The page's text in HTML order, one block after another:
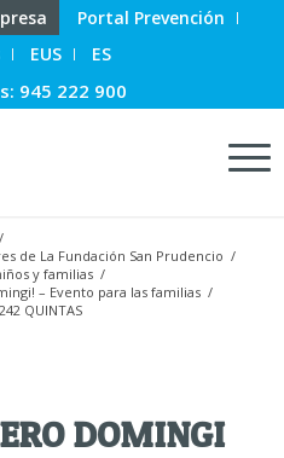
Portal Prevención
EUS ES
945 222 900
/
de La Fundación San Prudencio /
y familias /
– Evento para las familias /
QUINTAS
DOMINGI